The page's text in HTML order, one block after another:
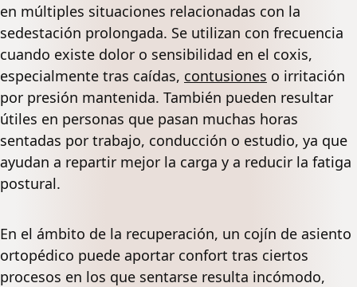
en múltiples situaciones relacionadas con la
sedestación prolongada. Se utilizan con frecuencia
cuando existe dolor o sensibilidad en el coxis,
especialmente tras caídas, contusiones o irritación
por presión mantenida. También pueden resultar
útiles en personas que pasan muchas horas
sentadas por trabajo, conducción o estudio, ya que
ayudan a repartir mejor la carga y a reducir la fatiga
postural.
En el ámbito de la recuperación, un cojín de asiento
ortopédico puede aportar confort tras ciertos
procesos en los que sentarse resulta incómodo,